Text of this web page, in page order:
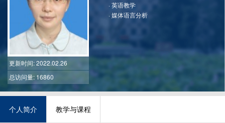
更新时间: 2022.02.26
总访问量: 16860
·英语教学
·媒体语言分析
个人简介 教学与课程